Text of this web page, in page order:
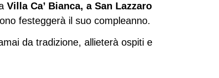
Villa Ca’ Bianca, a San Lazzaro
festeggerà il suo compleanno.
da tradizione, allieterà ospiti e